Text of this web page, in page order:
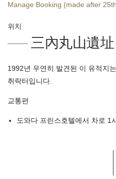
Manage Booking (made after
위치
三內丸山遺址
1992년 우연히 발견된 이 유적지
취락터입니다.
교통편
도와다 프린스호텔에서 차로 1